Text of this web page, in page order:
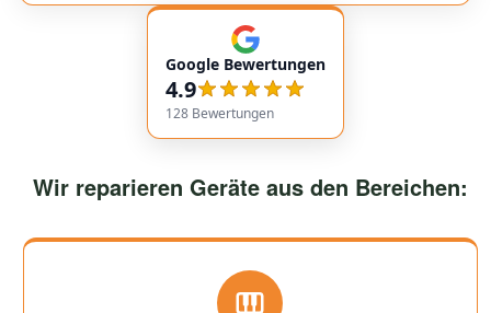
empfehlenswert! Very friendly and professional
communication. Responses came very quickly, and the
service overall was extremely friendly and reliable.
Highly recommended!
Google Bewertungen
4.9
128 Bewertungen
Wir reparieren Geräte aus den Bereichen: